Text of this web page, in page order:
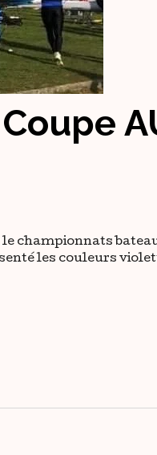
championnats
les couleurs